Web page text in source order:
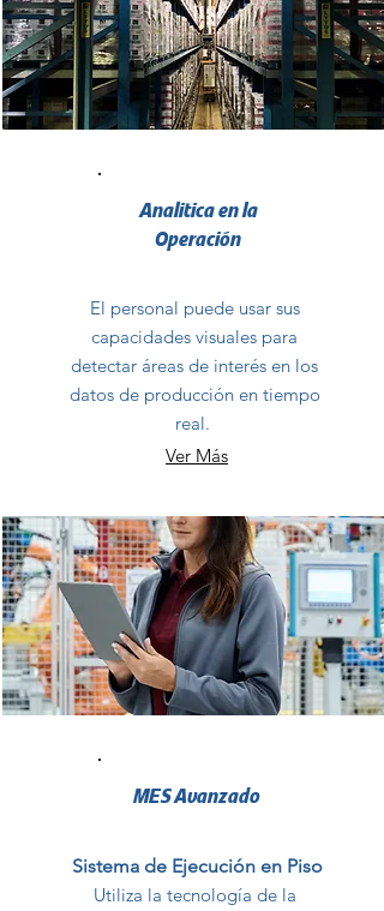
Analitica en la
Operación
El personal puede usar sus
capacidades visuales para
detectar áreas de interés en los
datos de producción en tiempo
real.
Ver Más
MES Avanzado
Sistema de Ejecución en Piso
Utiliza la tecnología de la